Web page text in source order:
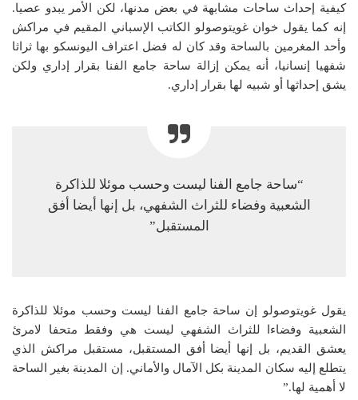
كيفية إحداث ساحات مشابهة في بعض مدنها، لكن الأمر يبدو عصيا.
إنه كما يقول خوان غويتوصولو الكاتب الإسباني المقيم في مراكش
وأحد المغرمين بالساحة وقد كان له فضل اعتراف اليونسكو بها ثراثا
شفهيا إنسانيا، أنه يمكن إزالة ساحة جامع الفنا بقرار إداري ولكن
يشق إحداثها أو شبيه لها بقرار إداري.
“ساحة جامع الفنا ليست وحسب موئلا للذاكرة
الشعبية وفضاء للثراث الشفهي، بل إنها أيضا أفق
المستقبل”
يقول غويتوصولو إن ساحة جامع الفنا ليست وحسب موئلا للذاكرة
الشعبية وفضاءا للثراث الشفهي ليست هي وفقط متحفا لامرئ
يعشق القديم، بل إنها أيضا أفق المستقبل، مستقبل مراكش الذي
يتطلع إليه سكان المدينة بكل الآمال والأماني. إن المدينة بغير الساحة
لا أهمية لها.”